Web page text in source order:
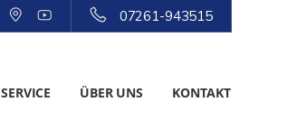
07261-943515
SERVICE ÜBER UNS KONTAKT